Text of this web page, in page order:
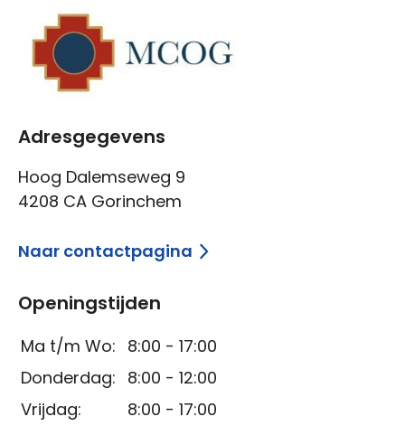
Adresgegevens
Hoog Dalemseweg 9
4208 CA Gorinchem
Naar contactpagina
Openingstijden
Ma t/m Wo: 8:00 - 17:00
Donderdag: 8:00 - 12:00
Vrijdag:
8:00 - 17:00